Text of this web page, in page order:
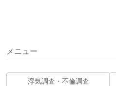
メニュー
浮気調査・不倫調査